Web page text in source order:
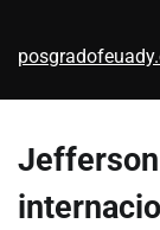
content